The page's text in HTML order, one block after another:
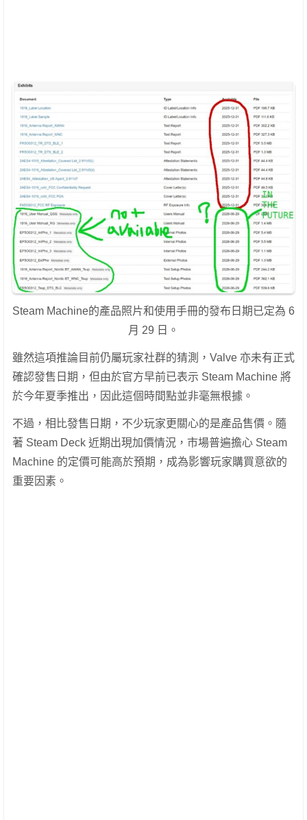
Steam Machine的產品照片和使用手冊的發布日期已定為 6
月 29 日。
雖然這項推論目前仍屬玩家社群的猜測，Valve 亦未有正式
確認發售日期，但由於官方早前已表示 Steam Machine 將
於今年夏季推出，因此這個時間點並非毫無根據。
不過，相比發售日期，不少玩家更關心的是產品售價。隨
著 Steam Deck 近期出現加價情況，市場普遍擔心 Steam
Machine 的定價可能高於預期，成為影響玩家購買意欲的
重要因素。